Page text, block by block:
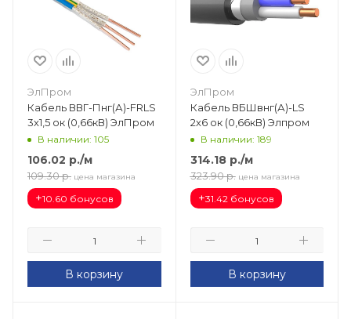
ЭлПром
Кабель ВВГ-Пнг(А)-FRLS
3х1,5 ок (0,66кВ) ЭлПром
В наличии: 105
106.02 р./м
109.30 р. цена магазина
+10.60 бонусов
В корзину
ЭлПром
Кабель ВБШвнг(А)-LS
2х6 ок (0,66кВ) Элпром
В наличии: 189
314.18р./м
323.90 р. цена магазина
+31.42 бонусов
В корзину